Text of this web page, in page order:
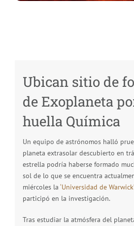
Ubican sitio de
de Exoplaneta
huella Química
Un equipo de astrónomos halló
planeta extrasolar descubierto en
estrella podría haberse formado
sol de lo que se encuentra
miércoles la ‘Universidad de Warwick’
participó en la investigación.
Tras estudiar la atmósfera del